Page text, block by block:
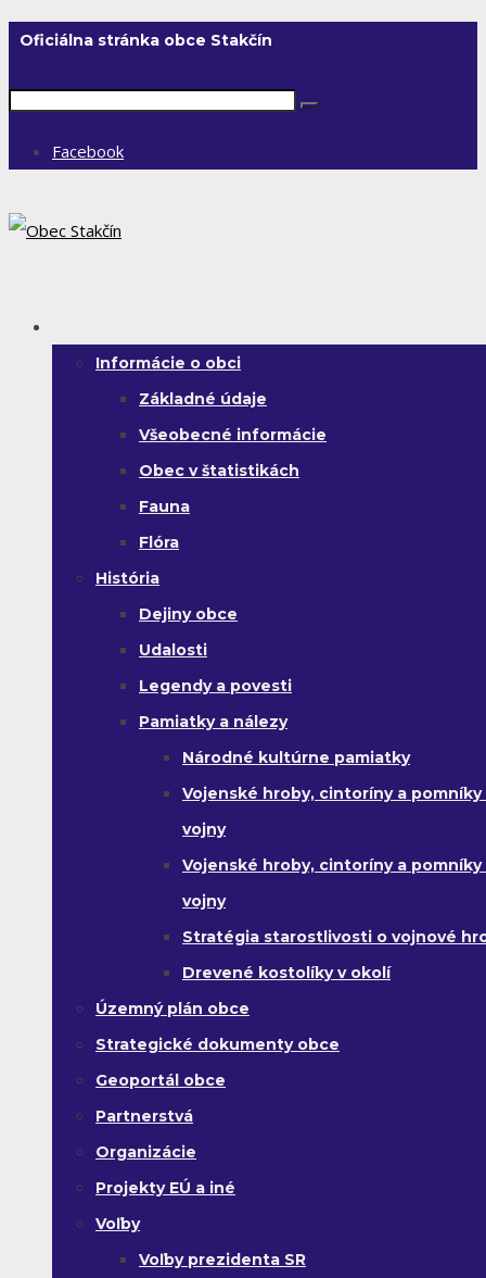
Oficiálna stránka obce Stakčín
Facebook
Informácie o obci
Základné údaje
Všeobecné informácie
Obec v štatistikách
Fauna
Flóra
História
Dejiny obce
Udalosti
Legendy a povesti
Pamiatky a nálezy
Národné kultúrne pamiatky
Vojenské hroby, cintoríny a pomníky
vojny
Vojenské hroby, cintoríny a pomníky
vojny
Stratégia starostlivosti o vojnové
Drevené kostolíky v okolí
Územný plán obce
Strategické dokumenty obce
Geoportál obce
Partnerstvá
Organizácie
Projekty EÚ a iné
Voľby
Voľby prezidenta SR